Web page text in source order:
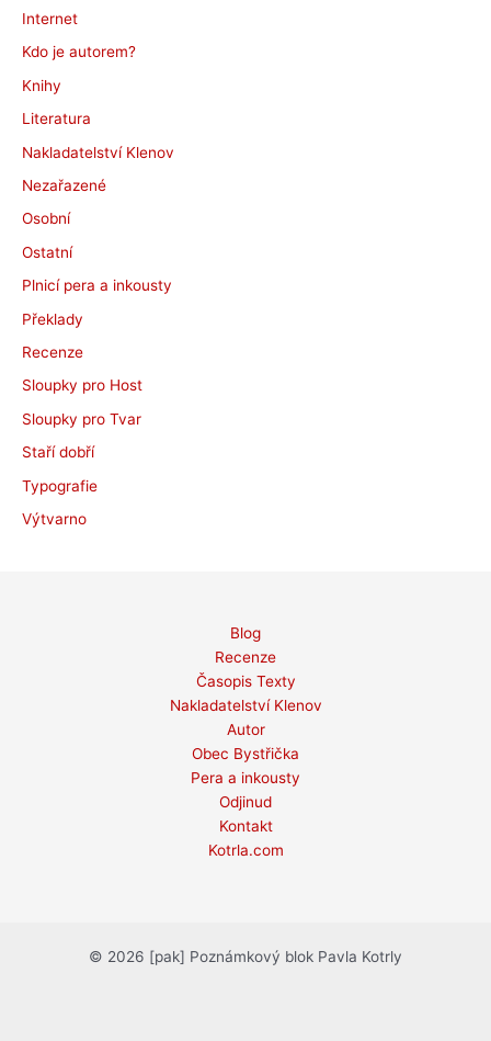
Internet
Kdo je autorem?
Knihy
Literatura
Nakladatelství Klenov
Nezařazené
Osobní
Ostatní
Plnicí pera a inkousty
Překlady
Recenze
Sloupky pro Host
Sloupky pro Tvar
Staří dobří
Typografie
Výtvarno
Blog
Recenze
Časopis Texty
Nakladatelství Klenov
Autor
Obec Bystřička
Pera a inkousty
Odjinud
Kontakt
Kotrla.com
© 2026 [pak] Poznámkový blok Pavla Kotrly